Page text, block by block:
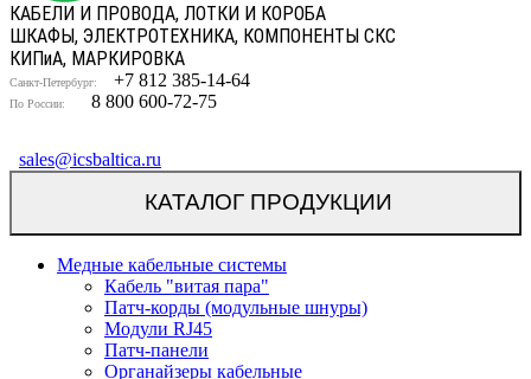
КАБЕЛИ И ПРОВОДА, ЛОТКИ И КОРОБА
ШКАФЫ, ЭЛЕКТРОТЕХНИКА, КОМПОНЕНТЫ СКС
КИПиА, МАРКИРОВКА
Санкт-Петербург: +7 812 385-14-64
По России: 8 800 600-72-75
sales@icsbaltica.ru
КАТАЛОГ ПРОДУКЦИИ
Медные кабельные системы
Кабель "витая пара"
Патч-корды (модульные шнуры)
Модули RJ45
Патч-панели
Органайзеры кабельные